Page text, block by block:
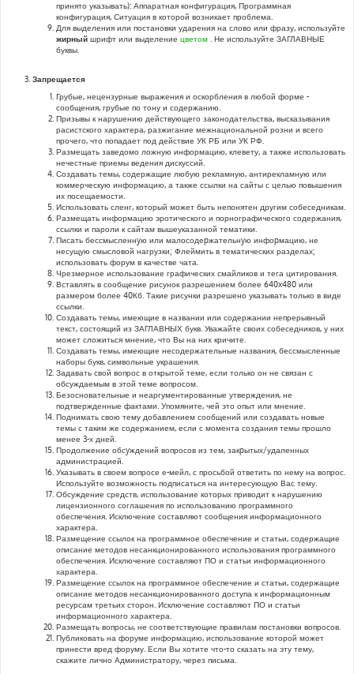
принято указывать): Аппаратная конфигурация, Программная
конфигурация, Ситуация в которой возникает проблема.
Для выделения или постановки ударения на слово или фразу, используйте
жирный шрифт или выделение цветом . Не используйте ЗАГЛАВНЫЕ
буквы.
Запрещается
Грубые, нецензурные выражения и оскорбления в любой форме -
сообщения, грубые по тону и содержанию.
Призывы к нарушению действующего законодательства, высказывания
расистского характера, разжигание межнациональной розни и всего
прочего, что попадает под действие УК РБ или УК РФ.
Размещать заведомо ложную информацию, клевету, а также использовать
нечестные приемы ведения дискуссий.
Создавать темы, содержащие любую рекламную, антирекламную или
коммерческую информацию, а также ссылки на сайты с целью повышения
их посещаемости.
Использовать сленг, который может быть непонятен другим собеседникам.
Размещать информацию эротического и порнографического содержания,
ссылки и пароли к сайтам вышеуказанной тематики.
Писать бессмысленнyю или малосодеpжательнyю инфоpмацию, не
несущую смысловой нагрузки; Флеймить в тематических разделах;
использовать форум в качестве чата.
Чрезмерное использование графических смайликов и тега цитирования.
Вставлять в сообщение рисунок разрешением более 640x480 или
размером более 40Кб. Такие рисунки разрешено указывать только в виде
ссылки.
Создавать темы, имеющие в названии или содержании непрерывный
текст, состоящий из ЗАГЛАВНЫХ букв. Уважайте своих собеседников, у них
может сложиться мнение, что Вы на них кричите.
Создавать темы, имеющие несодержательные названия, бессмысленные
наборы букв, символьные украшения.
Задавать свой вопрос в открытой теме, если только он не связан с
обсуждаемым в этой теме вопросом.
Безосновательные и неаргументированные утверждения, не
подтвержденные фактами. Упомяните, чей это опыт или мнение.
Поднимать свою тему добавлением сообщений или создавать новые
темы с таким же содержанием, если с момента создания темы прошло
менее 3-х дней.
Продолжение обсyждений вопросов из тем, закpытых/удаленных
администрацией.
Указывать в своем вопросе е-мейл, с просьбой ответить по нему на вопрос.
Используйте возможность подписаться на интересующую Вас тему.
Обсуждение средств, использование которых приводит к нарушению
лицензионного соглашения по использованию программного
обеспечения. Исключение составляют сообщения информационного
характера.
Размещение ссылок на программное обеспечение и статьи, содержащие
описание методов несанкционированного использования программного
обеспечения. Исключение составляют ПО и статьи информационного
характера.
Размещение ссылок на программное обеспечение и статьи, содержащие
описание методов несанкционированного доступа к информационным
ресурсам третьих сторон. Исключение составляют ПО и статьи
информационного характера.
Размещать вопросы, не соответствующие правилам постановки вопросов.
Публиковать на форуме информацию, использование которой может
принести вред форуму. Если Вы хотите что-то сказать на эту тему,
скажите лично Администратору, через письма.